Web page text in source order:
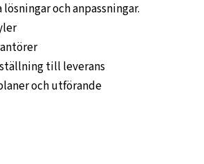
och anpassningar.
till leverans
och utförande